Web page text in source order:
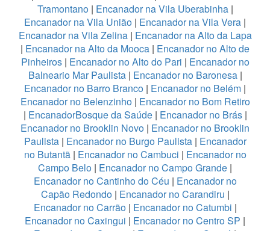
Tramontano| Encanador na Vila Uberabinha|
Encanador na Vila União | Encanador na Vila Vera |
Encanador na Vila Zelina| Encanador na Alto da Lapa
| Encanador na Alto da Mooca | Encanador no Alto de
Pinheiros| Encanador no Alto do Pari | Encanador no
Balneario Mar Paulista| Encanador no Baronesa|
Encanador no Barro Branco | Encanador no Belém |
Encanador no Belenzinho| Encanador no Bom Retiro
| EncanadorBosque da Saúde| Encanador no Brás|
Encanador no Brooklin Novo | Encanador no Brooklin
Paulista| Encanador no Burgo Paulista| Encanador
no Butantã| Encanador no Cambuci | Encanador no
Campo Belo | Encanador no Campo Grande |
Encanador no Cantinho do Céu | Encanador no
Capão Redondo| Encanador no Carandiru |
Encanador no Carrão| Encanador no Catumbi |
Encanador no Caxingui | Encanador no Centro SP |